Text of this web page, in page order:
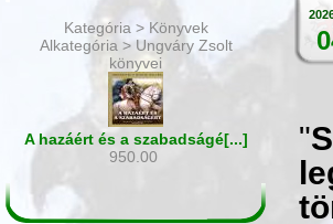
Kategória > Könyvek
Alkategória > Ungváry Zsolt
könyvei
A hazáért és a szabadságé[...]
950.00
"